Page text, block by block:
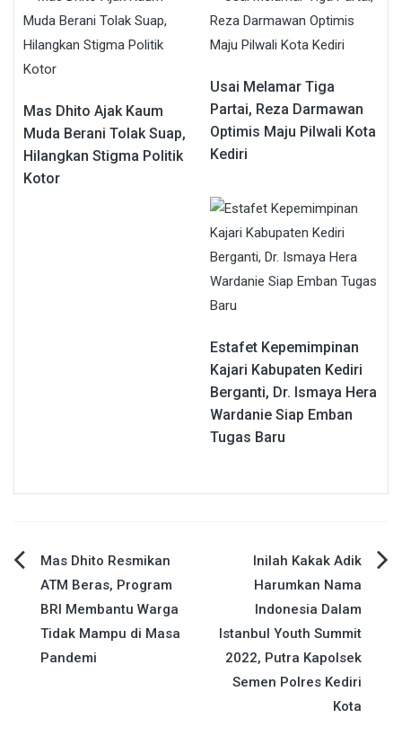
Mas Dhito Ajak Kaum
Muda Berani Tolak Suap,
Hilangkan Stigma Politik
Kotor
Usai Melamar Tiga
Partai, Reza Darmawan
Optimis Maju Pilwali Kota
Kediri
Estafet Kepemimpinan
Kajari Kabupaten Kediri
Berganti, Dr. Ismaya Hera
Wardanie Siap Emban
Tugas Baru
Navigasi
pos
Mas Dhito Resmikan
ATM Beras, Program
BRI Membantu Warga
Tidak Mampu di Masa
Pandemi
Inilah Kakak Adik
Harumkan Nama
Indonesia Dalam
Istanbul Youth Summit
2022, Putra Kapolsek
Semen Polres Kediri
Kota